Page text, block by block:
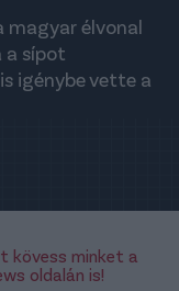
magyar élvonal
a sípot
igénybe vette a
kövess minket a
oldalán is!